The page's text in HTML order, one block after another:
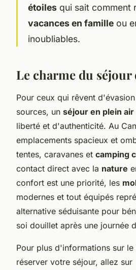
étoiles qui sait comment
vacances en famille ou
inoubliables.
Le charme du
Pour ceux qui rêvent
sources, un séjour en plein air
liberté et d'authenticité. Au
emplacements spacieux et
tentes, caravanes et camping
contact direct avec la nature
confort est une priorité, les
modernes et tout équipés
alternative séduisante pour
soi douillet après une journée
Pour plus d'informations sur
réserver votre séjour, allez sur